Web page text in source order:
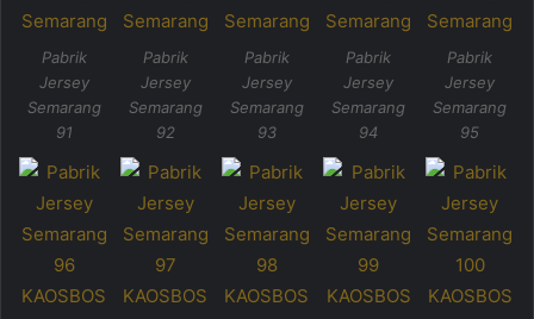
Pabrik
Jersey
Semarang
91
Pabrik
Jersey
Semarang
92
Pabrik
Jersey
Semarang
93
Pabrik
Jersey
Semarang
94
Pabrik
Jersey
Semarang
95